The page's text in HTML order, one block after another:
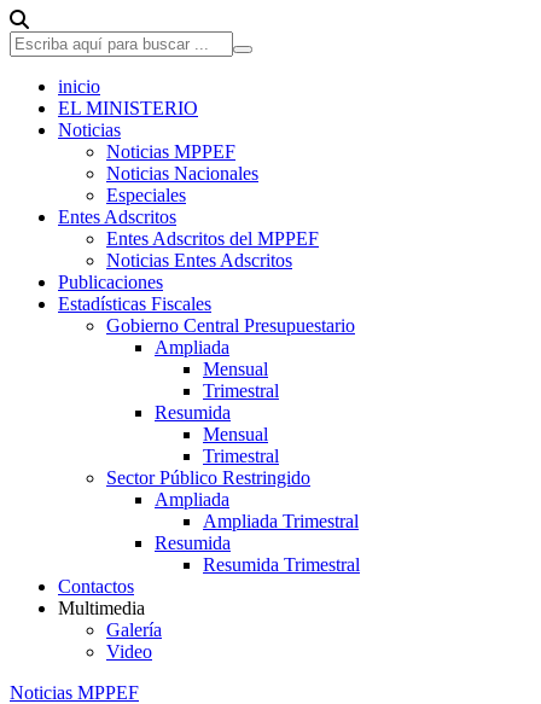
inicio
EL MINISTERIO
Noticias
Noticias MPPEF
Noticias Nacionales
Especiales
Entes Adscritos
Entes Adscritos del MPPEF
Noticias Entes Adscritos
Publicaciones
Estadísticas Fiscales
Gobierno Central Presupuestario
Ampliada
Mensual
Trimestral
Resumida
Mensual
Trimestral
Sector Público Restringido
Ampliada
Ampliada Trimestral
Resumida
Resumida Trimestral
Contactos
Multimedia
Galería
Video
Noticias MPPEF